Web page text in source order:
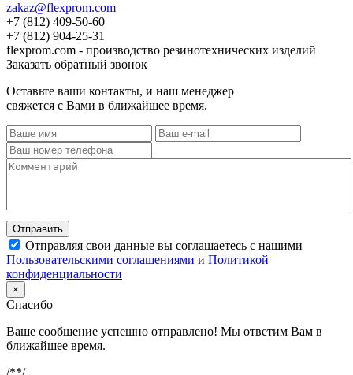
zakaz@flexprom.com
+7 (812) 409-50-60
+7 (812) 904-25-31
flexprom.com - производство резинотехнических изделий
Заказать обратный звонок
Оставьте ваши контакты, и наш менеджер
свяжется с Вами в ближайшее время.
Отправить
Отправляя свои данные вы соглашаетесь с нашими
Пользовательскими соглашениями и Политикой
конфиденциальности
×
Спасибо
Ваше сообщение успешно отправлено! Мы ответим Вам в
ближайшее время.